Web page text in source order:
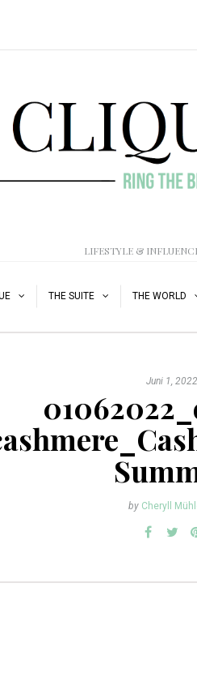
LIFESTYLE &
THE SUITE THE WORLD
Juni 1, 2022
by Cheryll